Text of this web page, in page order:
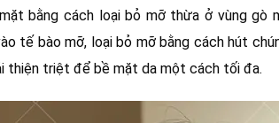
bằng cách loại bỏ mỡ thừa ở vùng
tế bào mỡ, loại bỏ mỡ bằng cách hút
thiện triệt để bề mặt da một cách tối đa.